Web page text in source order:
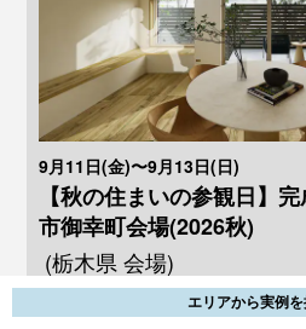
9月11日(金)〜9月13日(日)
【秋の住まいの参観日】
市御幸町会場(2026秋)
(栃木県 会場)
詳細を見る